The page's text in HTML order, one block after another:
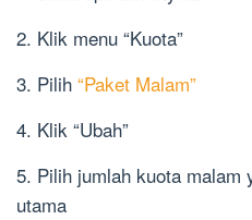
2. Klik menu “Kuota”
3. Pilih “Paket Malam”
4. Klik “Ubah”
5. Pilih jumlah kuota malam
utama